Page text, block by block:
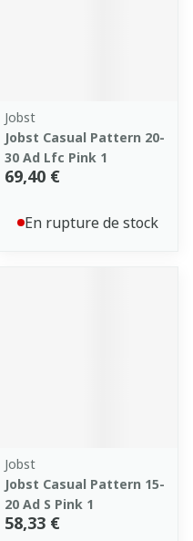
Jobst
Jobst Casual Pattern 20-
30 Ad Lfc Pink 1
69,40 €
En rupture de stock
Jobst
Jobst Casual Pattern 15-
20 Ad S Pink 1
58,33 €